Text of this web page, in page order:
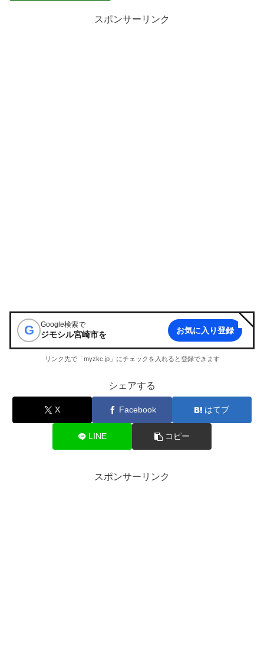
スポンサーリンク
G Google検索で
ジモシル宮崎市を お気に入り登録
リンク先で「myzkc.jp」にチェックを入れると登録できます
シェアする
X Facebook はてブ
LINE コピー
スポンサーリンク